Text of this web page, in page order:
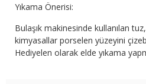
Yıkama Önerisi:
Bulaşık makinesinde kullanılan
kimyasallar porselen yüzeyini
Hediyelen olarak elde yıkama